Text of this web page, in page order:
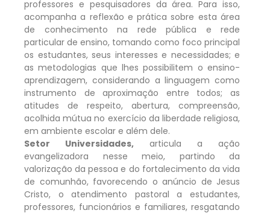
professores e pesquisadores da área. Para isso,
acompanha a reflexão e prática sobre esta área
de conhecimento na rede pública e rede
particular de ensino, tomando como foco principal
os estudantes, seus interesses e necessidades; e
as metodologias que lhes possibilitem o ensino-
aprendizagem, considerando a linguagem como
instrumento de aproximação entre todos; as
atitudes de respeito, abertura, compreensão,
acolhida mútua no exercício da liberdade religiosa,
em ambiente escolar e além dele.
Setor Universidades, articula a ação
evangelizadora nesse meio, partindo da
valorização da pessoa e do fortalecimento da vida
de comunhão, favorecendo o anúncio de Jesus
Cristo, o atendimento pastoral a estudantes,
professores, funcionários e familiares, resgatando